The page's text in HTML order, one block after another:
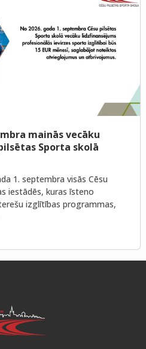
mainās vecāku
Sporta skolā
1. septembra visās Cēsu
iestādēs, kuras īsteno
izglītības programmas,